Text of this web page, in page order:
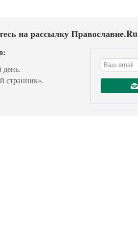
на рассылку Православие.Ru
странник».